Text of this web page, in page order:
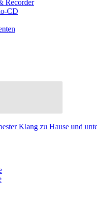
Recorder
CD
Klang zu Hause und